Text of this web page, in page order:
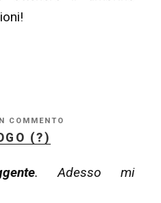
COMMENTO
(?)
. Adesso mi